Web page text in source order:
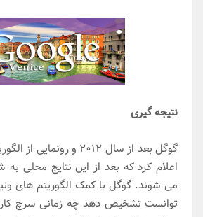
نتیجه گیری
گوگل بعد از سال ۲۰۱۲ و
اعلام کرد که بعد از این نتایج محلی به
می شوند. گوگل با کمک الگوریتم های
توانست تشخیص دهد چه زمانی سرچ